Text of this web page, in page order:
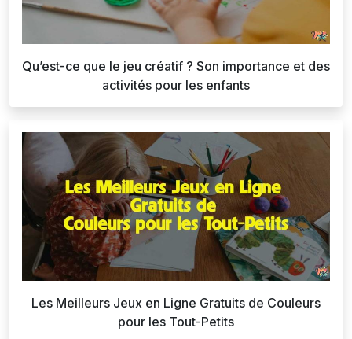
Qu’est-ce que le jeu créatif ? Son importance et des
activités pour les enfants
Les Meilleurs Jeux en Ligne Gratuits de Couleurs
pour les Tout-Petits